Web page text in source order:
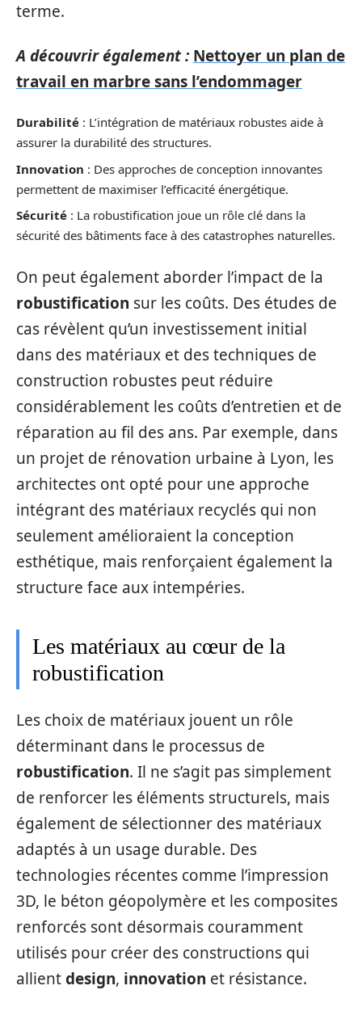
terme.
A découvrir également : Nettoyer un plan de
travail en marbre sans l’endommager
Durabilité : L’intégration de matériaux robustes aide à
assurer la durabilité des structures.
Innovation : Des approches de conception innovantes
permettent de maximiser l’efficacité énergétique.
Sécurité : La robustification joue un rôle clé dans la
sécurité des bâtiments face à des catastrophes naturelles.
On peut également aborder l’impact de la
robustification sur les coûts. Des études de
cas révèlent qu’un investissement initial
dans des matériaux et des techniques de
construction robustes peut réduire
considérablement les coûts d’entretien et de
réparation au fil des ans. Par exemple, dans
un projet de rénovation urbaine à Lyon, les
architectes ont opté pour une approche
intégrant des matériaux recyclés qui non
seulement amélioraient la conception
esthétique, mais renforçaient également la
structure face aux intempéries.
Les matériaux au cœur de la
robustification
Les choix de matériaux jouent un rôle
déterminant dans le processus de
robustification. Il ne s’agit pas simplement
de renforcer les éléments structurels, mais
également de sélectionner des matériaux
adaptés à un usage durable. Des
technologies récentes comme l’impression
3D, le béton géopolymère et les composites
renforcés sont désormais couramment
utilisés pour créer des constructions qui
allientdesign, innovation et résistance.